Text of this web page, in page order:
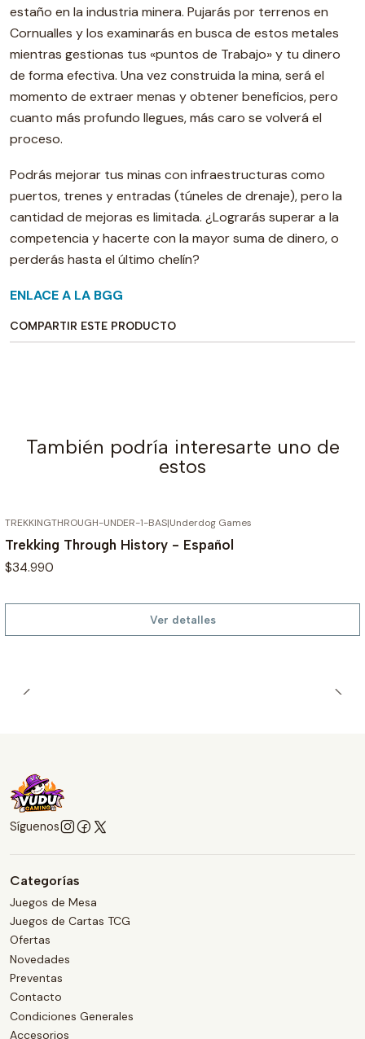
estaño en la industria minera. Pujarás por terrenos en
Cornualles y los examinarás en busca de estos metales
mientras gestionas tus «puntos de Trabajo» y tu dinero
de forma efectiva. Una vez construida la mina, será el
momento de extraer menas y obtener beneficios, pero
cuanto más profundo llegues, más caro se volverá el
proceso.
Podrás mejorar tus minas con infraestructuras como
puertos, trenes y entradas (túneles de drenaje), pero la
cantidad de mejoras es limitada. ¿Lograrás superar a la
competencia y hacerte con la mayor suma de dinero, o
perderás hasta el último chelín?
ENLACE A LA BGG
COMPARTIR ESTE PRODUCTO
También podría interesarte uno de
estos
TREKKINGTHROUGH-UNDER-1-BAS|Underdog Games
Trekking Through History - Español
$34.990
Ver detalles
Síguenos
Categorías
Juegos de Mesa
Juegos de Cartas TCG
Ofertas
Novedades
Preventas
Contacto
Condiciones Generales
Accesorios